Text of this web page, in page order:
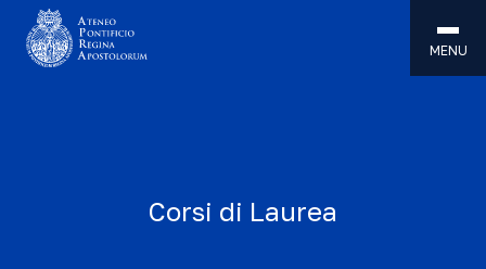
MENU
Corsi di Laurea